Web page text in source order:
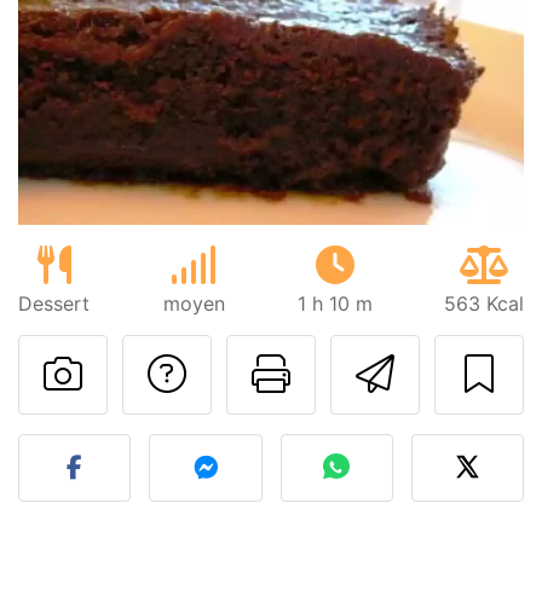
Dessert moyen 1 h 10 m 563 Kcal
Imprimer
Poser une
Publier votre photo de